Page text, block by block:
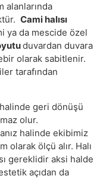
alanlarında
Cami halısı
ya da mescide özel
duvardan duvara
olarak sabitlenir.
tarafından
geri dönüşü
olur.
halinde ekibimiz
olarak ölçü alır. Halı
gereklidir aksi halde
açıdan da